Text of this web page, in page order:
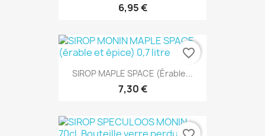
6,95 €
SIROP MAPLE SPACE (érable...
7,30 €
favorite_border